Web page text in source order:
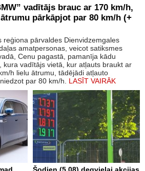
vadītājs brauc ar 170 km/h,
pārkāpjot par 80 km/h (+
reģiona pārvaldes Dienvidzemgales
amatpersonas, veicot satiksmes
Cenu pagastā, pamanīja kādu
kura vadītājs vietā, kur atļauts braukt ar
h lielu ātrumu, tādējādi atļauto
par 80 km/h. LASĪT VAIRĀK
Šodien (5.08) degvielai akcijas